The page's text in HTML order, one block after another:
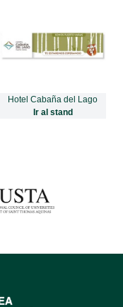
Hotel Cabaña del Lago
Ir al stand